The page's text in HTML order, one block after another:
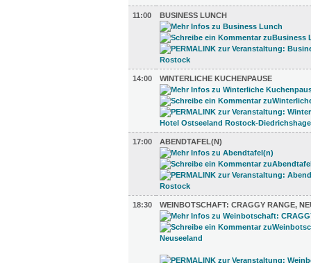
11:00 BUSINESS LUNCH
14:00 WINTERLICHE KUCHENPAUSE
17:00 ABENDTAFEL(N)
18:30 WEINBOTSCHAFT: CRAGGY RANGE,